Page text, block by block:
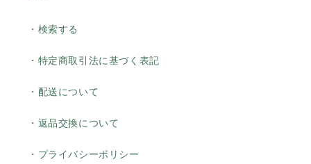
・検索する
・特定商取引法に基づく表記
・配送について
・返品交換について
・プライバシーポリシー